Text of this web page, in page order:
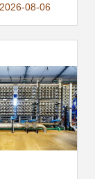
與價值08-06